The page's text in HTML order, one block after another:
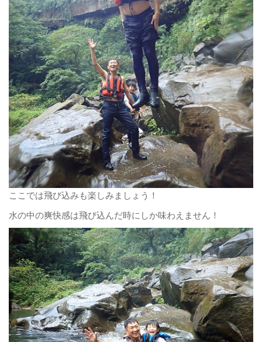
ここでは飛び込みも楽しみましょう！
水の中の爽快感は飛び込んだ時にしか味わえません！